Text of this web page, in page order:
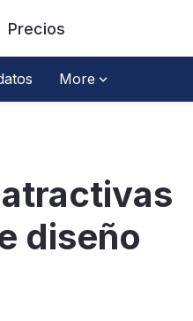
Precios
More
diseño